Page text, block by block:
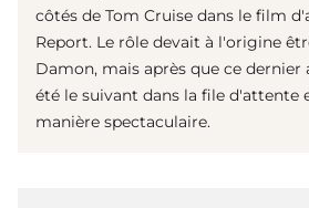
côtés de Tom Cruise dans le film
Report. Le rôle devait à l'origine
Damon, mais après que ce dernier
été le suivant dans la file d'attente
manière spectaculaire.